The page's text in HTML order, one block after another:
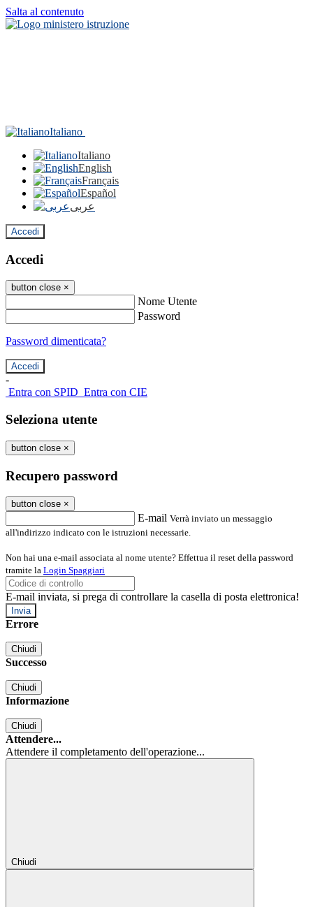
Salta al contenuto
Italiano
Italiano
English
Français
Español
عربى
Accedi
Accedi
button close ×
Nome Utente
Password
Password dimenticata?
-
Entra con SPID Entra con CIE
Seleziona utente
button close ×
Recupero password
button close ×
E-mail Verrà inviato un messaggio
all'indirizzo indicato con le istruzioni necessarie.
Non hai una e-mail associata al nome utente? Effettua il reset della password
tramite la Login Spaggiari
E-mail inviata, si prega di controllare la casella di posta elettronica!
Errore
Chiudi
Successo
Chiudi
Informazione
Chiudi
Attendere...
Attendere il completamento dell'operazione...
Chiudi